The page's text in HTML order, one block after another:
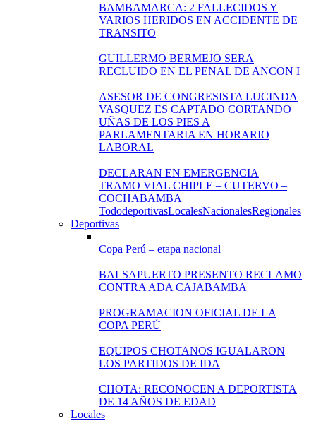
BAMBAMARCA: 2 FALLECIDOS Y
VARIOS HERIDOS EN ACCIDENTE DE
TRANSITO
GUILLERMO BERMEJO SERA
RECLUIDO EN EL PENAL DE ANCON I
ASESOR DE CONGRESISTA LUCINDA
VASQUEZ ES CAPTADO CORTANDO
UÑAS DE LOS PIES A
PARLAMENTARIA EN HORARIO
LABORAL
DECLARAN EN EMERGENCIA
TRAMO VIAL CHIPLE – CUTERVO –
COCHABAMBA
TododeportivasLocalesNacionalesRegionales
Deportivas
Copa Perú – etapa nacional
BALSAPUERTO PRESENTO RECLAMO
CONTRA ADA CAJABAMBA
PROGRAMACION OFICIAL DE LA
COPA PERÚ
EQUIPOS CHOTANOS IGUALARON
LOS PARTIDOS DE IDA
CHOTA: RECONOCEN A DEPORTISTA
DE 14 AÑOS DE EDAD
Locales